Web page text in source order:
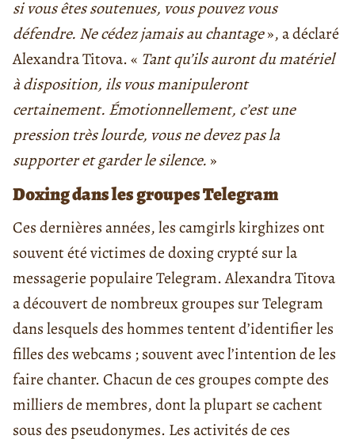
si vous êtes soutenues, vous pouvez vous
défendre. Ne cédez jamais au chantage», a déclaré
Alexandra Titova. « Tant qu’ils auront du matériel
à disposition, ils vous manipuleront
certainement. Émotionnellement, c’est une
pression très lourde, vous ne devez pas la
supporter et garder le silence. »
Doxing dans les groupes Telegram
Ces dernières années, les camgirls kirghizes ont
souvent été victimes de doxing crypté sur la
messagerie populaire Telegram. Alexandra Titova
a découvert de nombreux groupes sur Telegram
dans lesquels des hommes tentent d’identifier les
filles des webcams ; souvent avec l’intention de les
faire chanter. Chacun de ces groupes compte des
milliers de membres, dont la plupart se cachent
sous des pseudonymes. Les activités de ces